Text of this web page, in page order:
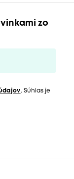
zo
. Súhlas je